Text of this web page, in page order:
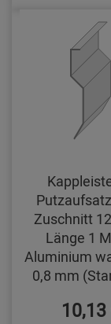
Zuschnitt
Länge 1
Aluminium
0,8 mm